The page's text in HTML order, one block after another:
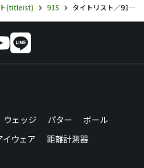
ト(titleist) 915 タイトリスト／915／ドライバーの口コミ評価
ウェッジ パター
ボール
イウェア
距離計測器